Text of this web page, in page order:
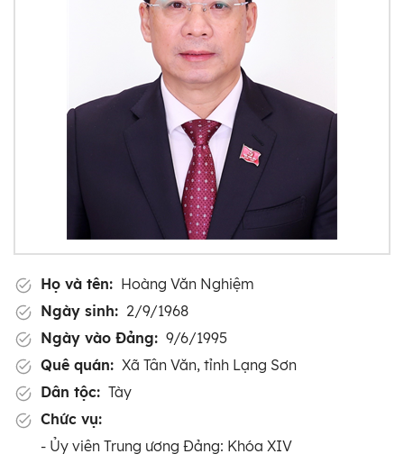
Họ và tên: Hoàng Văn Nghiệm
Ngày sinh: 2/9/1968
Ngày vào Đảng: 9/6/1995
Quê quán: Xã Tân Văn, tỉnh Lạng Sơn
Dân tộc: Tày
Chức vụ:
- Ủy viên Trung ương Đảng: Khóa XIV